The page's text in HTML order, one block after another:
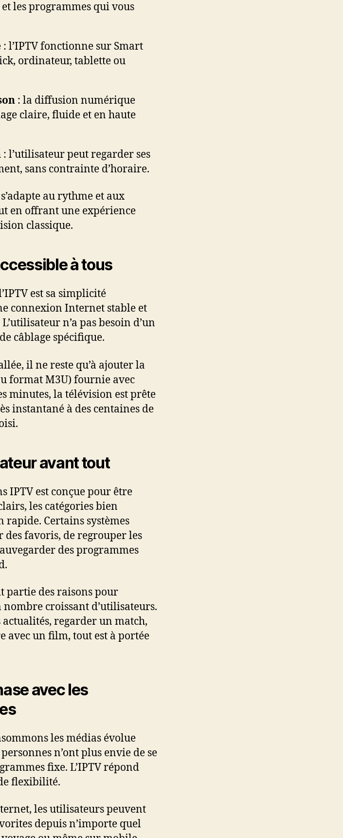
les programmes qui vous
: l’IPTV fonctionne sur Smart
ordinateur, tablette ou
: la diffusion numérique
claire, fluide et en haute
: l’utilisateur peut regarder ses
sans contrainte d’horaire.
au rythme et aux
en offrant une expérience
classique.
à tous
est sa simplicité
connexion Internet stable et
n’a pas besoin d’un
câblage spécifique.
il ne reste qu’à ajouter la
format M3U) fournie avec
minutes, la télévision est prête
instantané à des centaines de
avant tout
IPTV est conçue pour être
les catégories bien
rapide. Certains systèmes
favoris, de regrouper les
des programmes
partie des raisons pour
nombre croissant d’utilisateurs.
regarder un match,
avec un film, tout est à portée
avec les
les médias évolue
n’ont plus envie de se
fixe. L’IPTV répond
flexibilité.
les utilisateurs peuvent
depuis n’importe quel